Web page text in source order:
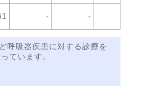
- -
呼吸器疾患に対する診療を
ています。